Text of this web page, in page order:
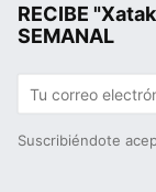
RECIBE
SEMANAL
Suscribiéndote